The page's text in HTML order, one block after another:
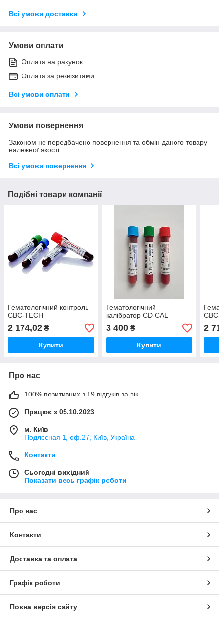
Всі умови доставки
Умови оплати
Оплата на рахунок
Оплата за реквізитами
Всі умови оплати
Умови повернення
Законом не передбачено повернення та обмін даного товару
належної якості
Всі умови повернення
Подібні товари компанії
Гематологічний контроль
CBC-TECH
2 174,02 ₴
Купити
Гематологічний
калібратор CD-CAL
3 400₴
Купити
2
Про нас
100% позитивних з 19 відгуків за рік
Працює з 05.10.2023
м. Київ
Подлесная 1, оф.27, Київ, Україна
Контакти
Сьогодні вихідний
Показати весь графік роботи
Про нас
Контакти
Доставка та оплата
Графік роботи
Повна версія сайту